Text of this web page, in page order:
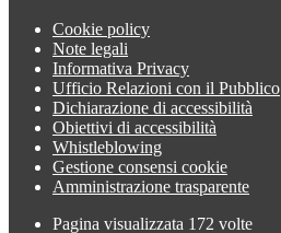
Cookie policy
Note legali
Informativa Privacy
Ufficio Relazioni con il Pubblico
Dichiarazione di accessibilità
Obiettivi di accessibilità
Whistleblowing
Gestione consensi cookie
Amministrazione trasparente
Pagina visualizzata 172 volte